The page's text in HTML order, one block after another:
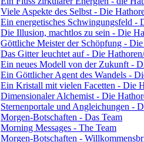
Viele Aspekte des Selbst - Die
Ein energetisches Schwingungsfeld -
Die Illusion, machtlos zu sein - Die
Göttliche Meister der Schöpfung -
Das Gitter leuchtet auf - Die
Ein neues Modell von der Zukunft -
Ein Göttlicher Agent des Wandels -
Ein Kristall mit vielen Facetten - Die
Dimensionaler Alchemist - Die
Sternenportale und Angleichungen -
Morgen-Botschaften - Das Team
Morning Messages - The Team
Morgen-Botschaften -